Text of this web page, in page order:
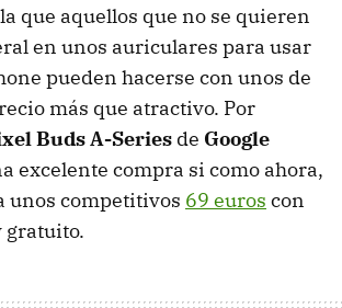
que aquellos que no se quieren
en unos auriculares para usar
pueden hacerse con unos de
más que atractivo. Por
Buds A-Series de Google
excelente compra si como ahora,
unos competitivos 69 euros con
gratuito.